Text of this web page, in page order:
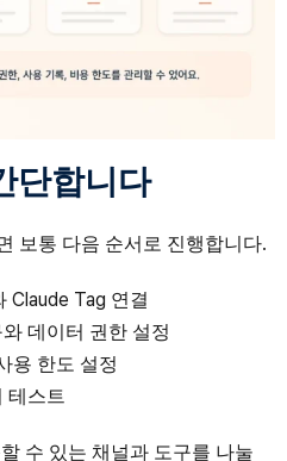
단합니다
보통 다음 순서로 진행합니다.
Claude Tag 연결
데이터 권한 설정
용 한도 설정
테스트
수 있는 채널과 도구를 나눌